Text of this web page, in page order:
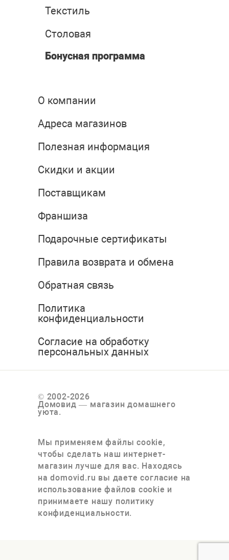
Текстиль
Столовая
Бонусная программа
О компании
Адреса магазинов
Полезная информация
Скидки и акции
Поставщикам
Франшиза
Подарочные сертификаты
Правила возврата и обмена
Обратная связь
Политика
конфиденциальности
Согласие на обработку
персональных данных
© 2002-2026
Домовид — магазин домашнего
уюта.
Мы применяем файлы cookie,
чтобы сделать наш интернет-
магазин лучше для вас. Находясь
на domovid.ru вы даете согласие на
использование файлов cookie и
принимаете нашу политику
конфиденциальности.